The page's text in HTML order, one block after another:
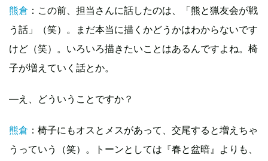
熊倉 ：この前、担当さんに話したのは、「熊と猟友会が戦
う話」（笑）。まだ本当に描くかどうかはわからないです
けど（笑）。いろいろ描きたいことはあるんですよね。椅
子が増えていく話とか。
—え、どういうことですか？
熊倉 ：椅子にもオスとメスがあって、交尾すると増えちゃ
うっていう（笑）。トーンとしては『春と盆暗』よりも、